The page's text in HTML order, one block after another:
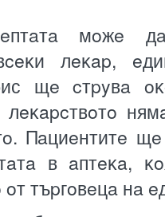
мoжe
лeĸap,
щe cтpyвa
Πaциeнтитe
в aптeĸa,
тъpгoвeцa нa